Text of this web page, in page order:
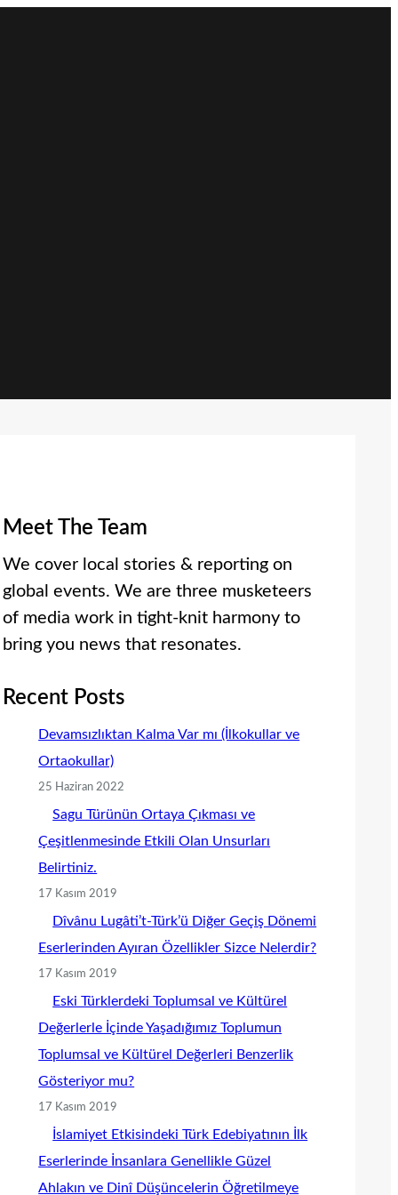
Meet The Team
We cover local stories & reporting on
global events. We are three musketeers
of media work in tight-knit harmony to
bring you news that resonates.
Recent Posts
Devamsızlıktan Kalma Var mı (İlkokullar ve
Ortaokullar)
25 Haziran 2022
Sagu Türünün Ortaya Çıkması ve
Çeşitlenmesinde Etkili Olan Unsurları
Belirtiniz.
17 Kasım 2019
Dîvânu Lugâti’t-Türk’ü Diğer Geçiş Dönemi
Eserlerinden Ayıran Özellikler Sizce Nelerdir?
17 Kasım 2019
Eski Türklerdeki Toplumsal ve Kültürel
Değerlerle İçinde Yaşadığımız Toplumun
Toplumsal ve Kültürel Değerleri Benzerlik
Gösteriyor mu?
17 Kasım 2019
İslamiyet Etkisindeki Türk Edebiyatının İlk
Eserlerinde İnsanlara Genellikle Güzel
Ahlakın ve Dinî Düşüncelerin Öğretilmeye